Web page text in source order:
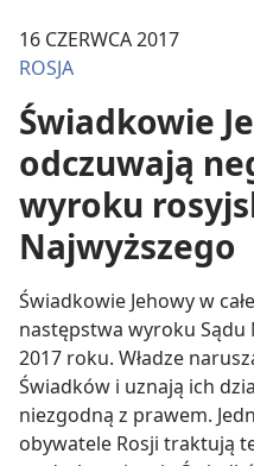
16 CZERWCA 2017
ROSJA
Świadkowie
odczuwają
wyroku
Najwyższego
Świadkowie Jehowy w
następstwa wyroku Sądu
2017 roku. Władze
Świadków i uznają ich
niezgodną z prawem.
obywatele Rosji traktują